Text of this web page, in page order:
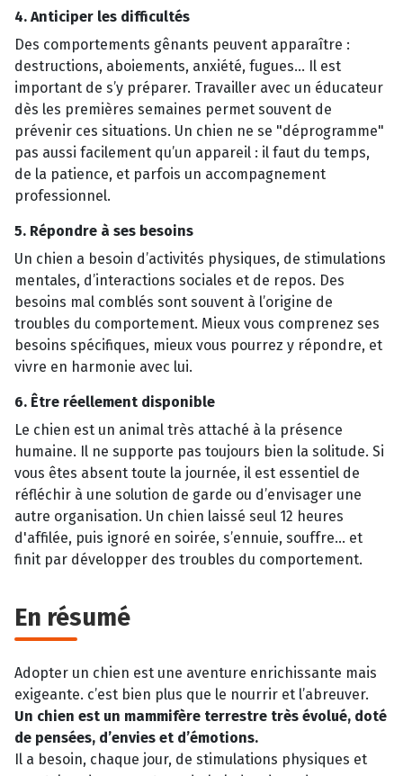
4. Anticiper les difficultés
Des comportements gênants peuvent apparaître :
destructions, aboiements, anxiété, fugues... Il est
important de s’y préparer. Travailler avec un éducateur
dès les premières semaines permet souvent de
prévenir ces situations. Un chien ne se "déprogramme"
pas aussi facilement qu’un appareil : il faut du temps,
de la patience, et parfois un accompagnement
professionnel.
5. Répondre à ses besoins
Un chien a besoin d’activités physiques, de stimulations
mentales, d’interactions sociales et de repos. Des
besoins mal comblés sont souvent à l’origine de
troubles du comportement. Mieux vous comprenez ses
besoins spécifiques, mieux vous pourrez y répondre, et
vivre en harmonie avec lui.
6. Être réellement disponible
Le chien est un animal très attaché à la présence
humaine. Il ne supporte pas toujours bien la solitude. Si
vous êtes absent toute la journée, il est essentiel de
réfléchir à une solution de garde ou d’envisager une
autre organisation. Un chien laissé seul 12 heures
d'affilée, puis ignoré en soirée, s’ennuie, souffre… et
finit par développer des troubles du comportement.
En résumé
Adopter un chien est une aventure enrichissante mais
exigeante. c’est bien plus que le nourrir et l’abreuver.
Un chien est un mammifère terrestre très évolué, doté
de pensées, d’envies et d’émotions.
Il a besoin, chaque jour, de stimulations physiques et